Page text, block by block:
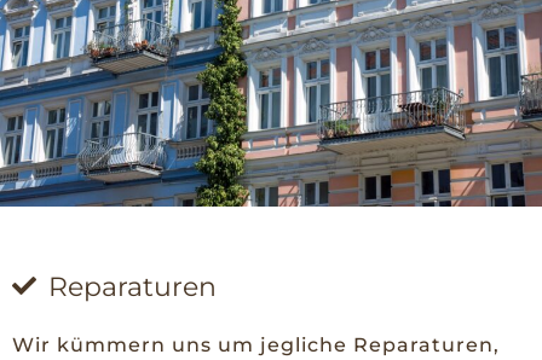
Reparaturen
Wir kümmern uns um jegliche Reparaturen,